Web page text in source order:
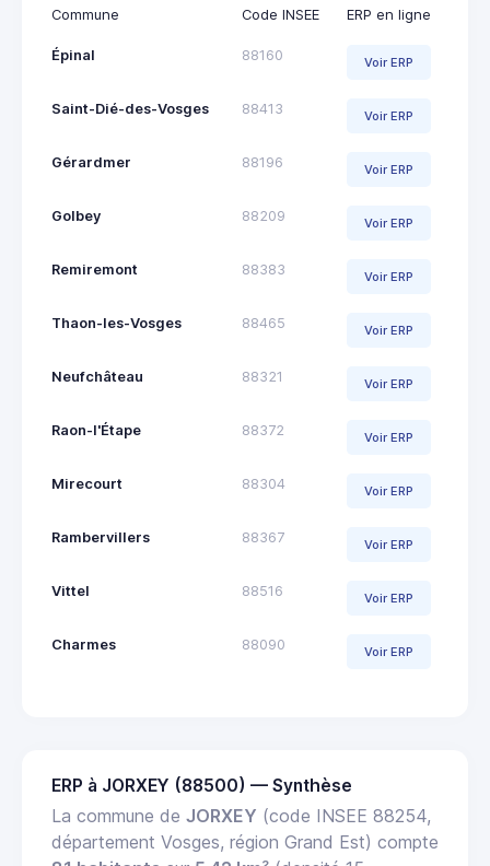
Commune Code INSEE ERP en ligne
Épinal 88160 Voir ERP
Saint-Dié-des-Vosges 88413 Voir ERP
Gérardmer 88196 Voir ERP
Golbey 88209 Voir ERP
Remiremont 88383 Voir ERP
Thaon-les-Vosges 88465 Voir ERP
Neufchâteau 88321 Voir ERP
Raon-l'Étape 88372 Voir ERP
Mirecourt 88304 Voir ERP
Rambervillers 88367 Voir ERP
Vittel 88516 Voir ERP
Charmes 88090 Voir ERP
ERP à JORXEY (88500) — Synthèse
La commune de JORXEY (code INSEE 88254,
département Vosges, région Grand Est) compte